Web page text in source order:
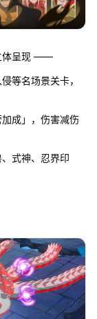
体呈现 ——
等名场景关卡，
成」，伤害减伤
式神、忍界印